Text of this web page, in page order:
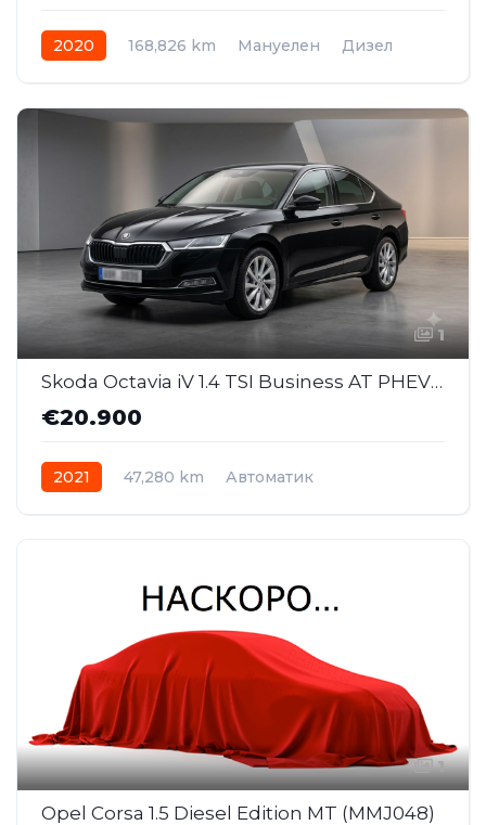
2020 168,826 km Мануелен
Дизел
1
Skoda Octavia iV 1.4 TSI Business AT PHEV (MMJ055 )
€20.900
2021 47,280 km
Автоматик
1
Opel Corsa 1.5 Diesel Edition MT (MMJ048)